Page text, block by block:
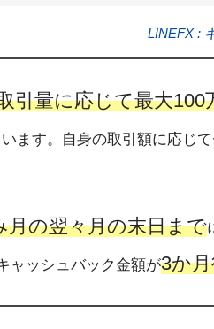
LINEFX :
引量に応じて最大
ます。自身の取引額に応じ
月の翌々月の末日まで
ャッシュバック金額が3か